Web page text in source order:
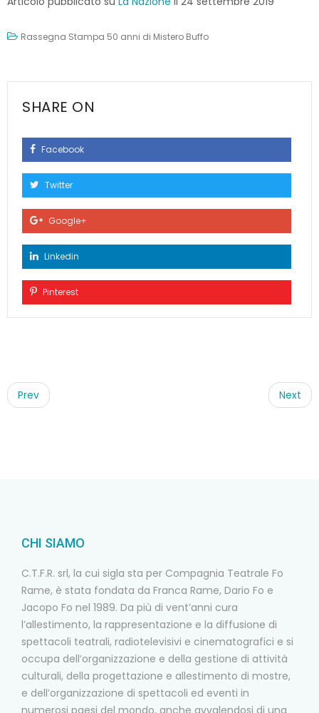
Rassegna Stampa 50 anni di Mistero Buffo
SHARE ON
Facebook
Twitter
Google+
Linkedin
Pinterest
Post
navigation
Prev Next
CHI SIAMO
C.T.F.R. srl, la cui sigla sta per Compagnia Teatrale Fo
Rame, è stata fondata da Franca Rame, Dario Fo e
Jacopo Fo nel 1989. Da più di vent’anni cura
l’allestimento, la rappresentazione e la diffusione di
spettacoli teatrali, radiotelevisivi e cinematografici e si
occupa dell’organizzazione e della gestione di attività
culturali, della progettazione e allestimento di mostre,
e dell’organizzazione di spettacoli ed eventi in